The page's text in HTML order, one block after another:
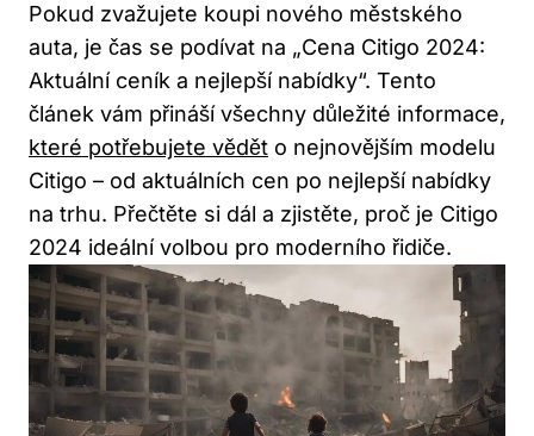
Pokud zvažujete koupi nového městského
auta, je čas se podívat na „Cena Citigo 2024:
Aktuální ceník a nejlepší nabídky“. Tento
článek vám přináší všechny důležité informace,
které potřebujete vědět o nejnovějším modelu
Citigo – od aktuálních cen po nejlepší nabídky
na trhu. Přečtěte si dál a zjistěte, proč je Citigo
2024 ideální volbou pro moderního řidiče.